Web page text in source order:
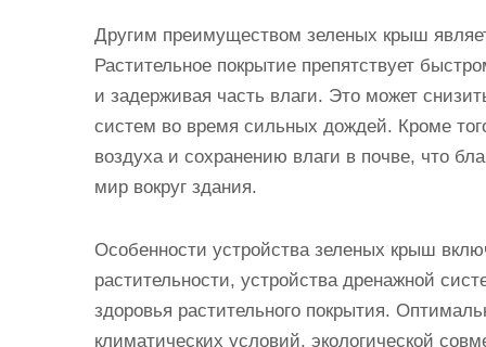
Другим преимуществом зеленых крыш
Растительное покрытие препятствует
и задерживая часть влаги. Это может
систем во время сильных дождей. Кроме
воздуха и сохранению влаги в почве, что
мир вокруг здания.
Особенности устройства зеленых крыш
растительности, устройства дренажной
здоровья растительного покрытия.
климатических условий, экологической